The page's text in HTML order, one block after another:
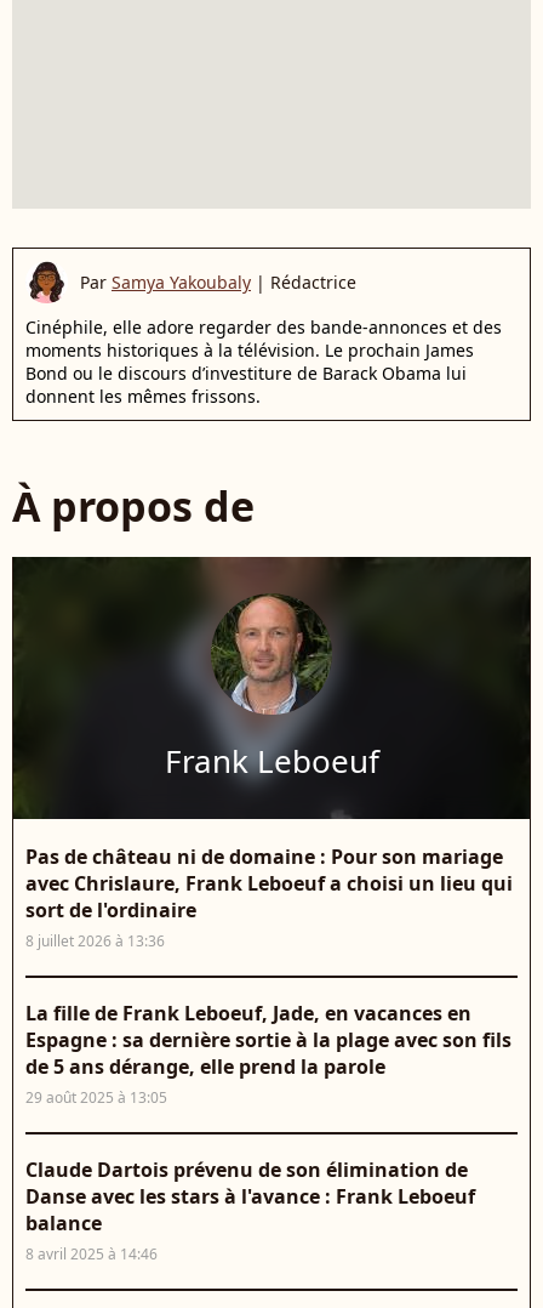
Par Samya Yakoubaly | Rédactrice
Cinéphile, elle adore regarder des bande-annonces et des
moments historiques à la télévision. Le prochain James
Bond ou le discours d’investiture de Barack Obama lui
donnent les mêmes frissons.
À propos de
Frank Leboeuf
Pas de château ni de domaine : Pour son mariage
avec Chrislaure, Frank Leboeuf a choisi un lieu qui
sort de l'ordinaire
8 juillet 2026 à 13:36
La fille de Frank Leboeuf, Jade, en vacances en
Espagne : sa dernière sortie à la plage avec son fils
de 5 ans dérange, elle prend la parole
29 août 2025 à 13:05
Claude Dartois prévenu de son élimination de
Danse avec les stars à l'avance : Frank Leboeuf
balance
8 avril 2025 à 14:46